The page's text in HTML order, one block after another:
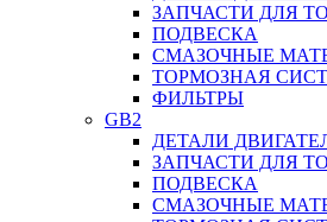
ЗАПЧАСТИ ДЛЯ ТО
ПОДВЕСКА
СМАЗОЧНЫЕ
ТОРМОЗНАЯ
ФИЛЬТРЫ
GB2
ДЕТАЛИ
ЗАПЧАСТИ ДЛЯ ТО
ПОДВЕСКА
СМАЗОЧНЫЕ